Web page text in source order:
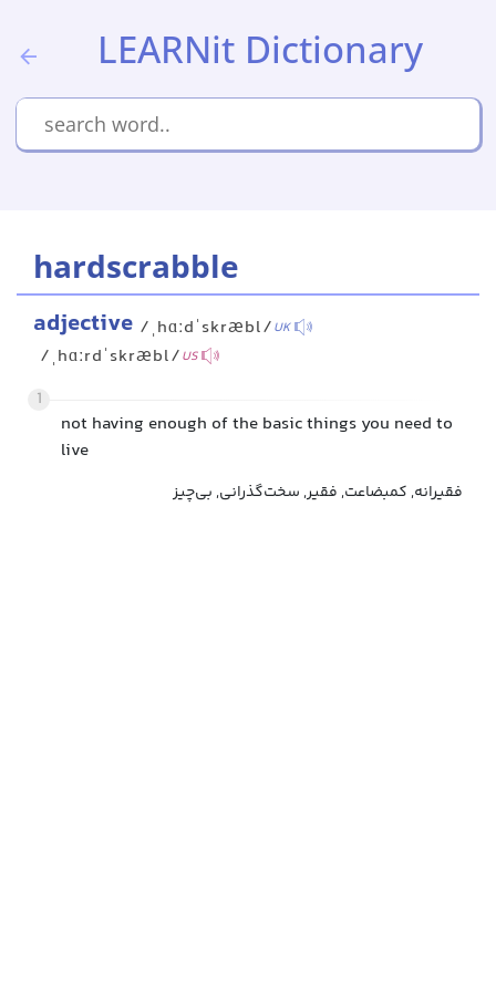
LEARNit Dictionary
hardscrabble
adjective /ˌhɑːdˈskræbl/UK
/ˌhɑːrdˈskræbl/US
1
not having enough of the basic things you need to
live
فقیرانه, کمبضاعت, فقیر, سخت‌گذرانی, بی‌چیز